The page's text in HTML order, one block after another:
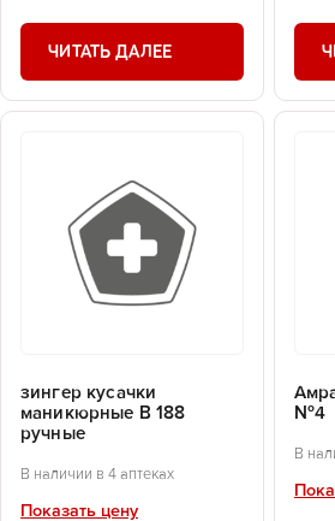
ЧИТАТЬ ДАЛЕЕ
зингер кусачки
маникюрные В 188
ручные
В наличии в 4 аптеках
Показать цену
№4
В